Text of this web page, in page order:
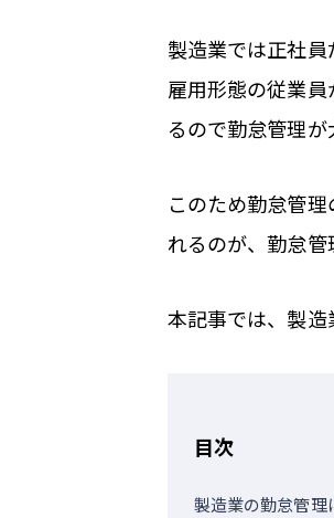
製造業では正社
雇用形態の従業
るので勤怠管理が
このため勤怠管
れるのが、勤怠管
本記事では、製造
目次
製造業の勤怠管理